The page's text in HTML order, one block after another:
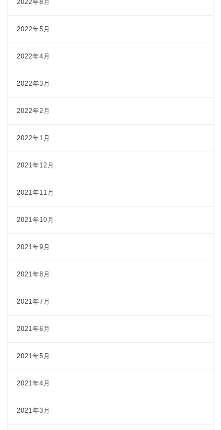
2022年8月
2022年5月
2022年4月
2022年3月
2022年2月
2022年1月
2021年12月
2021年11月
2021年10月
2021年9月
2021年8月
2021年7月
2021年6月
2021年5月
2021年4月
2021年3月